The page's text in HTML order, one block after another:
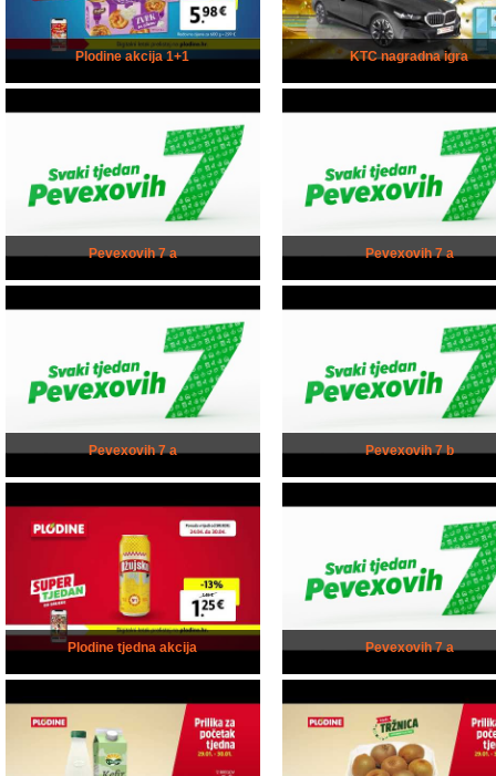
Plodine akcija 1+1 KTC nagradna igra
Pevexovih 7 a Pevexovih 7 a
Pevexovih 7 a Pevexovih 7 b
Plodine tjedna akcija Pevexovih 7 a